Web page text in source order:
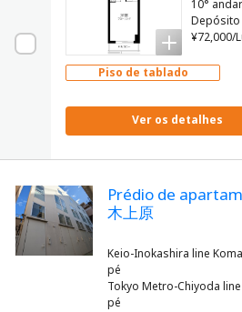
10°
Depósito
¥72,000/
Piso de tablado
Ver os detalhes
Prédio de
木上原
Keio-Inokashira line
pé
Tokyo Metro-Chiyoda